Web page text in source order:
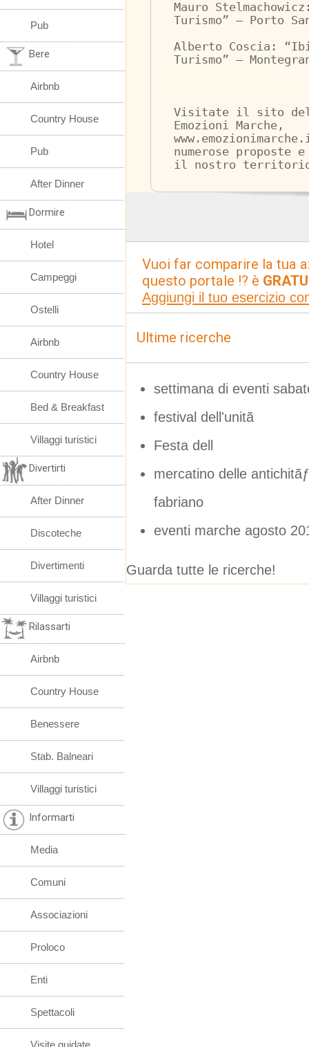
Mauro
Turismo” – Porto
Alberto Coscia:
Turismo” –
Visitate il sito
Emozioni Marche,
numerose
il nostro territorio
Vuoi far comparire la tua
questo portale !? è
Aggiungi il tuo esercizio
Ultime ricerche
settimana di eventi
festival dell'unitã
Festa dell
mercatino delle
fabriano
eventi marche agosto
Guarda tutte le ricerche!
Pub
Bere
Airbnb
Country House
Pub
After Dinner
Dormire
Hotel
Campeggi
Ostelli
Airbnb
Country House
Bed & Breakfast
Villaggi turistici
Divertirti
After Dinner
Discoteche
Divertimenti
Villaggi turistici
Rilassarti
Airbnb
Country House
Benessere
Stab. Balneari
Villaggi turistici
Informarti
Media
Comuni
Associazioni
Proloco
Enti
Spettacoli
Visite guidate